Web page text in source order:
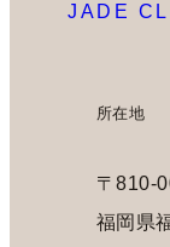
JADE
所在地
〒810-
福岡県